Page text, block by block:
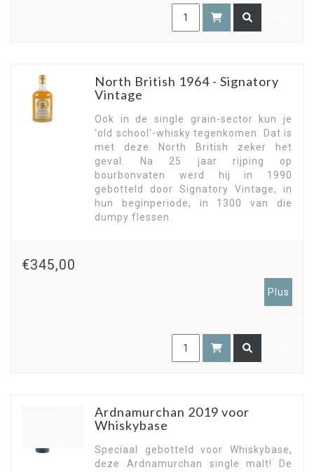
North British 1964 - Signatory
Vintage
Ook in de single grain-sector kun je
'old school'-whisky tegenkomen. Dat is
met deze North British zeker het
geval. Na 25 jaar rijping op
bourbonvaten werd hij in 1990
gebotteld door Signatory Vintage, in
hun beginperiode, in 1300 van die
dumpy flessen.
€345,00
Plus
Ardnamurchan 2019 voor
Whiskybase
Speciaal gebotteld voor Whiskybase,
deze Ardnamurchan single malt! De